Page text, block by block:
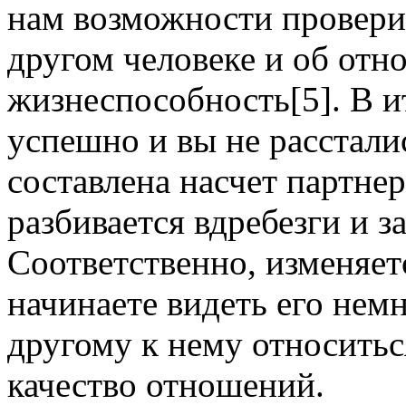
нам возможности
другом человеке и об
жизнеспособность[5]. В
успешно и вы не
составлена насчет
разбивается вдребезги и
Соответственно,
начинаете видеть его
другому к нему
качество отношений.